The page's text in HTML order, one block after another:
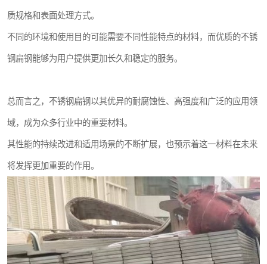
质规格和表面处理方式。
不同的环境和使用目的可能需要不同性能特点的材料，而优质的不锈
钢扁钢能够为用户提供更加长久和稳定的服务。
总而言之，不锈钢扁钢以其优异的耐腐蚀性、高强度和广泛的应用领
域，成为众多行业中的重要材料。
其性能的持续改进和适用场景的不断扩展，也预示着这一材料在未来
将发挥更加重要的作用。